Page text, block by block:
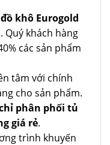
khô Eurogold
. Quý khách hàng
các sản phẩm
tâm với chính
cho sản phẩm.
phân phối tủ
giá rẻ.
trình khuyến